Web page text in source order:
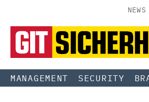
NEWS
MANAGEMENT SECURITY